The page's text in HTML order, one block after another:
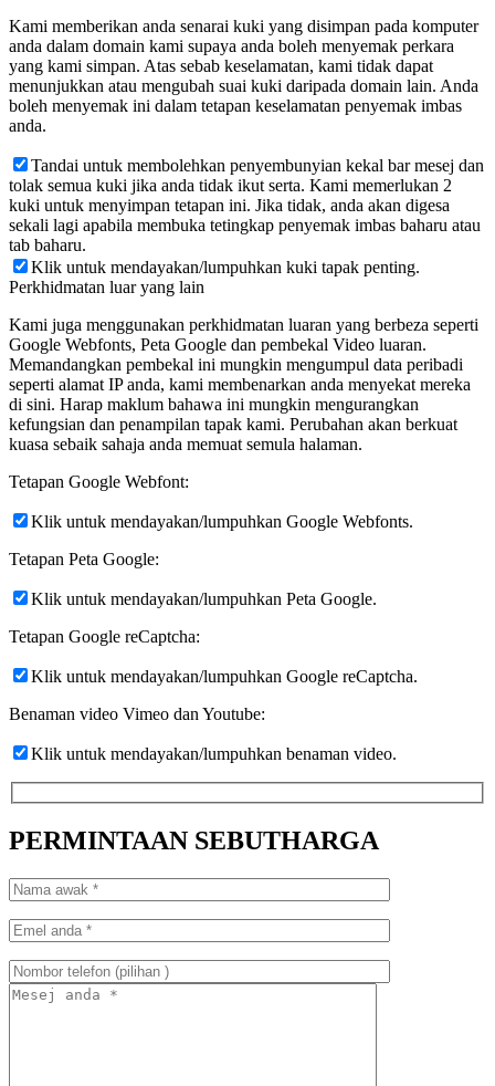
Kami memberikan anda senarai kuki yang disimpan pada komputer
anda dalam domain kami supaya anda boleh menyemak perkara
yang kami simpan. Atas sebab keselamatan, kami tidak dapat
menunjukkan atau mengubah suai kuki daripada domain lain. Anda
boleh menyemak ini dalam tetapan keselamatan penyemak imbas
anda.
Tandai untuk membolehkan penyembunyian kekal bar mesej dan
tolak semua kuki jika anda tidak ikut serta. Kami memerlukan 2
kuki untuk menyimpan tetapan ini. Jika tidak, anda akan digesa
sekali lagi apabila membuka tetingkap penyemak imbas baharu atau
tab baharu.
Klik untuk mendayakan/lumpuhkan kuki tapak penting.
Perkhidmatan luar yang lain
Kami juga menggunakan perkhidmatan luaran yang berbeza seperti
Google Webfonts, Peta Google dan pembekal Video luaran.
Memandangkan pembekal ini mungkin mengumpul data peribadi
seperti alamat IP anda, kami membenarkan anda menyekat mereka
di sini. Harap maklum bahawa ini mungkin mengurangkan
kefungsian dan penampilan tapak kami. Perubahan akan berkuat
kuasa sebaik sahaja anda memuat semula halaman.
Tetapan Google Webfont:
Klik untuk mendayakan/lumpuhkan Google Webfonts.
Tetapan Peta Google:
Klik untuk mendayakan/lumpuhkan Peta Google.
Tetapan Google reCaptcha:
Klik untuk mendayakan/lumpuhkan Google reCaptcha.
Benaman video Vimeo dan Youtube:
Klik untuk mendayakan/lumpuhkan benaman video.
PERMINTAAN SEBUTHARGA